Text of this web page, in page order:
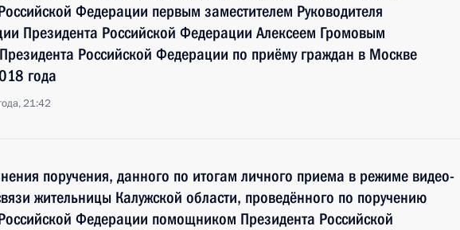
Федерации первым заместителем Руководителя
Президента Российской Федерации Алексеем Громовым
Российской Федерации по приёму граждан в Москве
года
21:42
поручения, данного по итогам личного приема в режиме видео-
жительницы Калужской области, проведённого по поручению
Федерации помощником Президента Российской